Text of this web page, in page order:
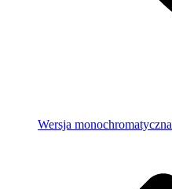
Wersja monochromatyczna